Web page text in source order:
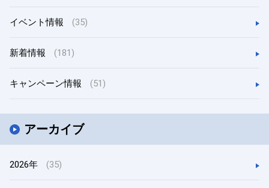
イベント情報 (35)
新着情報 (181)
キャンペーン情報 (51)
アーカイブ
2026年 (35)